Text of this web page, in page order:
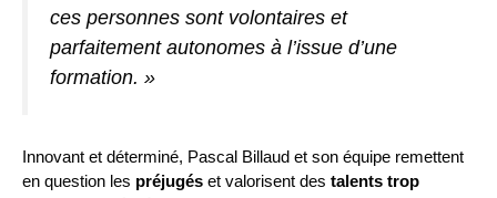
ces personnes sont volontaires et
parfaitement autonomes à l’issue d’une
formation. »
Innovant et déterminé, Pascal Billaud et son équipe remettent
en question les préjugés et valorisent des talents trop